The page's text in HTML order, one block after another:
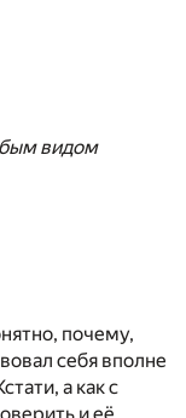
видом
почему,
себя вполне
а как с